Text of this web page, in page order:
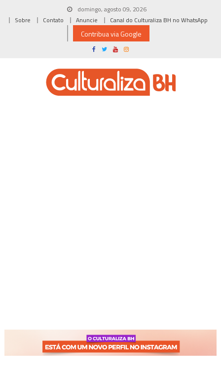
domingo, agosto 09, 2026
Sobre
Contato Anuncie Canal do Culturaliza BH no WhatsApp
Contribua via Google